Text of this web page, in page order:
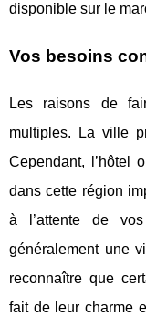
disponible sur le
Vos besoins
Les raisons de
multiples. La ville
Cependant, l’hôtel
dans cette région
à l’attente de
généralement une
reconnaître que
fait de leur charme